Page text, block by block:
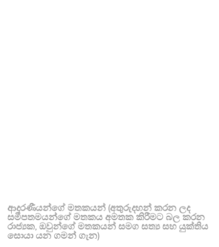
ආදරණීයන්ගේ මතකයන් (අතුරුදහන් කරන ලද
සමීපතමයන්ගේ මතකය අමතක කිරීමට බල කරන
රාජ්‍යක, ඔවුන්ගේ මතකයන් සමග සත්‍ය සහ යුක්තිය
සොයා යන ගමන් ගැන)